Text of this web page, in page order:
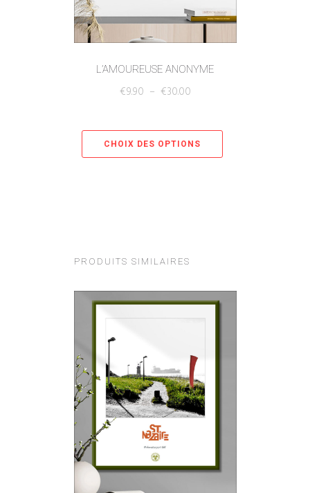
L’AMOUREUSE ANONYME
€9.90 – €30.00
CHOIX DES OPTIONS
PRODUITS SIMILAIRES